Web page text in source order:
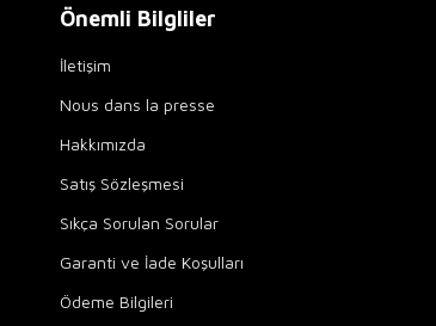
Önemli Bilgliler
İletişim
Nous dans la presse
Hakkımızda
Satış Sözleşmesi
Sıkça Sorulan Sorular
Garanti ve İade Koşulları
Ödeme Bilgileri